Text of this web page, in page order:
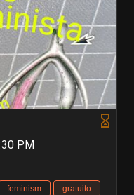
PM
feminism
gratuito